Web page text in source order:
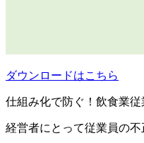
ダウンロードはこちら
仕組み化で防ぐ！飲食業
経営者にとって従業員の不